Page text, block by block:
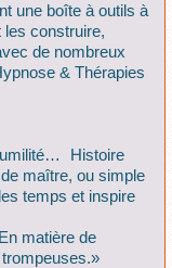
une boîte à outils à
les construire,
de nombreux
& Thérapies
Histoire
maître, ou simple
temps et inspire
matière de